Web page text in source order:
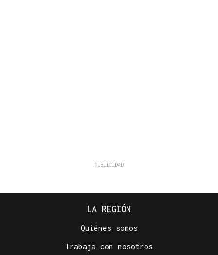
LA REGIÓN
Quiénes somos
Trabaja con nosotros